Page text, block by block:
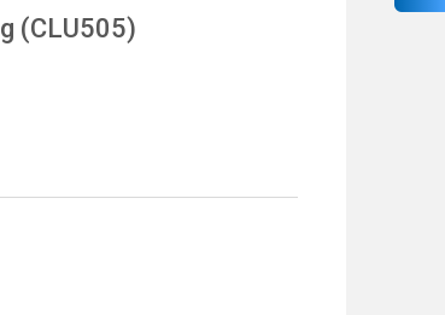
(CLU505)